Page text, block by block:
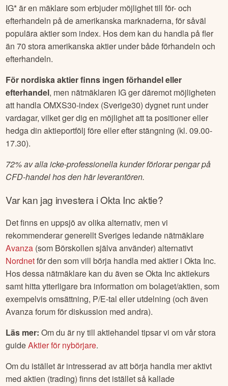
samma sätt kan förhandeln ge dig ett försprång genom att
du kan agera på nyheter innan börsen öppnar.
IG* är en mäklare som erbjuder möjlighet till för- och
efterhandeln på de amerikanska marknaderna, för såväl
än 70 stora amerikanska aktier under både förhandeln och
efterhandeln.
För nordiska aktier finns ingen förhandel eller
efterhandel, men nätmäklaren IG ger däremot möjligheten
att handla OMXS30-index (Sverige30) dygnet runt under
hedga din aktieportfölj före eller efter stängning (kl. 09.00-
17.30).
72% av alla icke-professionella kunder förlorar pengar på
Var kan jag investera iOkta Incaktie?
Det finns en uppsjö av olika alternativ, men vi
rekommenderar generellt Sveriges ledande nätmäklare
Avanza(som Börskollen själva använder) alternativt
Nordnetför den som vill börja handla med aktier iOkta Inc
Hos dessa nätmäklare kan du även seOkta Inc
exempelvis omsättning, P/E-tal eller utdelning (och även
Avanza forum för diskussion med andra).
Läs mer:Om du är ny till aktiehandel tipsar vi om vår stora
guideAktier för nybörjare.